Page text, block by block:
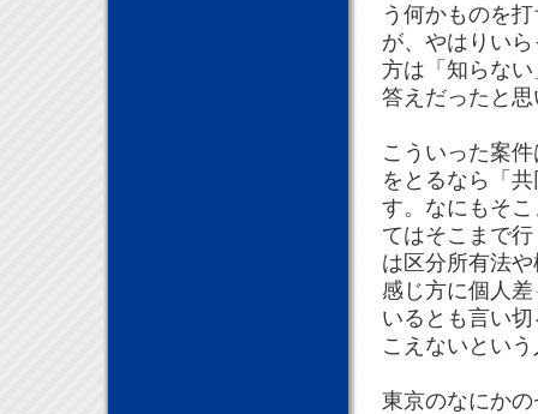
う何かものを
が、やはりい
方は「知らな
答えだったと
こういった案
をとるなら「
す。なにもそ
てはそこまで
は区分所有法
感じ方に個人
いるとも言い
こえないとい
東京のなにか